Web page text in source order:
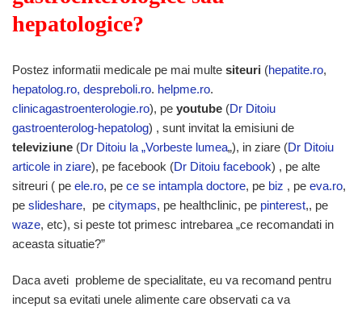
hepatologice?
Postez informatii medicale pe mai multe siteuri (hepatite.ro,
hepatolog.ro, despreboli.ro. helpme.ro.
clinicagastroenterologie.ro), pe youtube (Dr Ditoiu
gastroenterolog-hepatolog) , sunt invitat la emisiuni de
televiziune (Dr Ditoiu la „Vorbeste lumea„), in ziare (Dr Ditoiu
articole in ziare), pe facebook (Dr Ditoiu facebook) , pe alte
sitreuri ( pe ele.ro, pe ce se intampla doctore, pe biz , pe eva.ro,
pe slideshare, pe citymaps, pe healthclinic, pe pinterest,, pe
waze, etc), si peste tot primesc intrebarea „ce recomandati in
aceasta situatie?”
Daca aveti probleme de specialitate, eu va recomand pentru
inceput sa evitati unele alimente care observati ca va